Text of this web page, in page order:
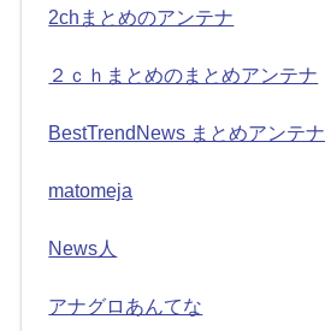
2chまとめのアンテナ
２ｃｈまとめのまとめアンテナ
BestTrendNews まとめアンテナ
matomeja
News人
アナグロあんてな